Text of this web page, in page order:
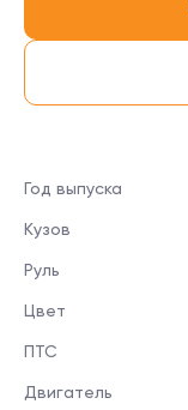
Год выпуска
Кузов
Руль
Цвет
ПТС
Двигатель